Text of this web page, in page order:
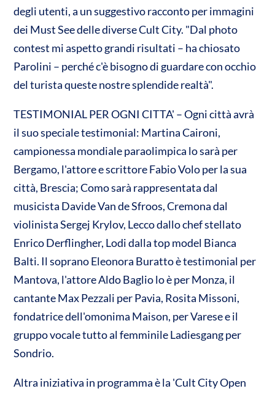
degli utenti, a un suggestivo racconto per immagini
dei Must See delle diverse Cult City. "Dal photo
contest mi aspetto grandi risultati – ha chiosato
Parolini – perché c'è bisogno di guardare con occhio
del turista queste nostre splendide realtà".
TESTIMONIAL PER OGNI CITTA' – Ogni città avrà
il suo speciale testimonial: Martina Caironi,
campionessa mondiale paraolimpica lo sarà per
Bergamo, l'attore e scrittore Fabio Volo per la sua
città, Brescia; Como sarà rappresentata dal
musicista Davide Van de Sfroos, Cremona dal
violinista Sergej Krylov, Lecco dallo chef stellato
Enrico Derflingher, Lodi dalla top model Bianca
Balti. Il soprano Eleonora Buratto è testimonial per
Mantova, l'attore Aldo Baglio lo è per Monza, il
cantante Max Pezzali per Pavia, Rosita Missoni,
fondatrice dell'omonima Maison, per Varese e il
gruppo vocale tutto al femminile Ladiesgang per
Sondrio.
Altra iniziativa in programma è la 'Cult City Open